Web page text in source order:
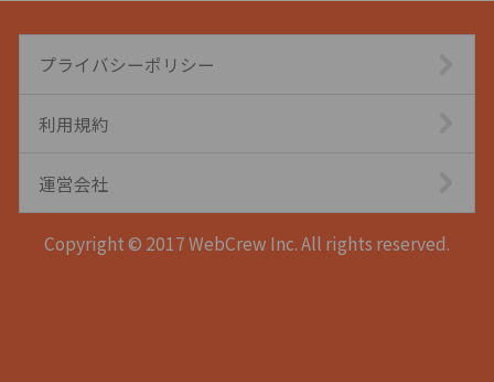
プライバシーポリシー
利用規約
運営会社
Copyright © 2017 WebCrew Inc. All rights reserved.